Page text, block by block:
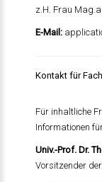
z.H. Frau
E-Mail:
Kontakt für
Für inhaltliche
Informationen
Univ.-Prof. Dr.
Vorsitzender